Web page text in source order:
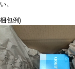
い。
梱包例)